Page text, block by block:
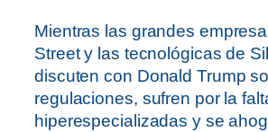
Mientras las grandes
Street y las tecnológicas de
discuten con Donald Trump
regulaciones, sufren por la
hiperespecializadas y se